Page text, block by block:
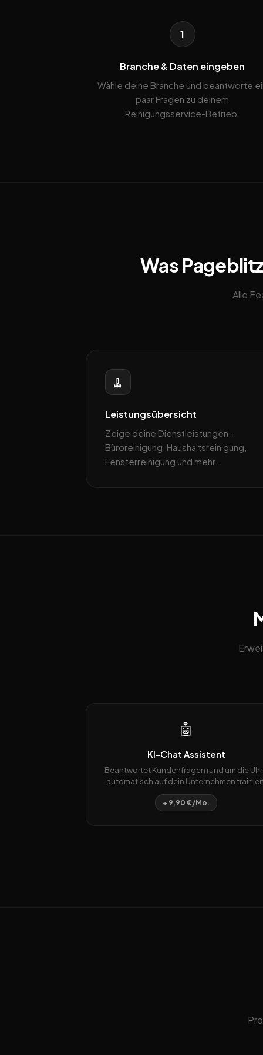
1
Branche & Daten eingeben
Wähle deine Branche und beantworte
paar Fragen zu deinem
Reinigungsservice-Betrieb.
Was
Alle
🧹
Leistungsübersicht
Zeige deine Dienstleistungen –
Büroreinigung, Haushaltsreinigung,
Fensterreinigung und mehr.
🤖
KI-Chat Assistent
Beantwortet Kundenfragen rund um die Uhr
automatisch auf dein Unternehmen
+ 9,90 €/Mo.